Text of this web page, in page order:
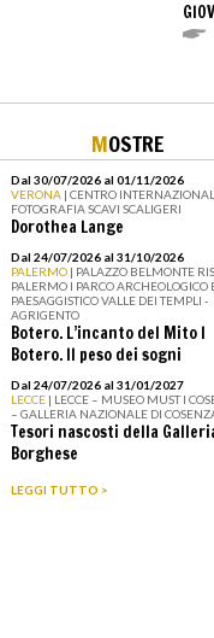
MOSTRE
Dal 30/07/2026 al 01/11/2026
VERONA | CENTRO
FOTOGRAFIA SCAVI SCALIGERI
Dorothea Lange
Dal 24/07/2026 al 31/10/2026
PALERMO | PALAZZO BELMONTE
PALERMO I PARCO ARCHEOLOGICO
PAESAGGISTICO VALLE DEI TEMPLI -
AGRIGENTO
Botero. L’incanto del Mito I
Botero. Il peso dei sogni
Dal 24/07/2026 al 31/01/2027
LECCE | LECCE – MUSEO MUST I
– GALLERIA NAZIONALE DI
Tesori nascosti della
Borghese
LEGGI TUTTO >